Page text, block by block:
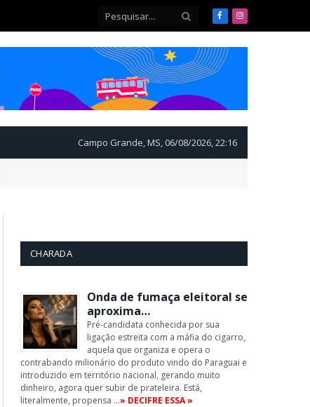
FacebookInstagram
Campo Grande, MS, 06/08/2026, 22:16
CHARADA
Onda de fumaça eleitoral se
aproxima…
Pré-candidata conhecida por sua
ligação estreita com a máfia do cigarro,
aquela que organiza e opera o
contrabando milionário do produto vindo do Paraguai e
introduzido em território nacional, gerando muito
dinheiro, agora quer subir de prateleira. Está,
literalmente, propensa …» DECIFRE ESSA »